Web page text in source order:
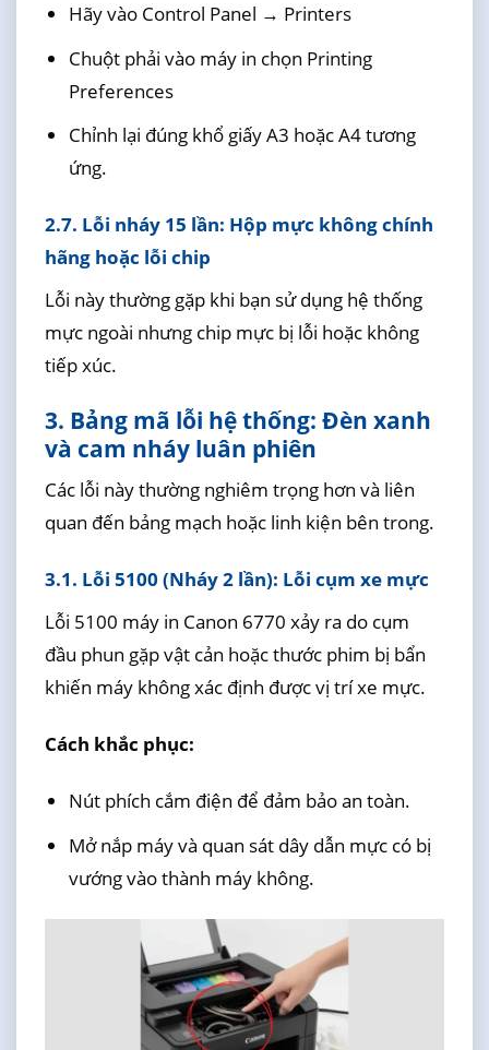
Hãy vào Control Panel → Printers
Chuột phải vào máy in chọn Printing
Preferences
Chỉnh lại đúng khổ giấy A3 hoặc A4 tương
ứng.
2.7. Lỗi nháy 15 lần: Hộp mực không chính
hãng hoặc lỗi chip
Lỗi này thường gặp khi bạn sử dụng hệ thống
mực ngoài nhưng chip mực bị lỗi hoặc không
tiếp xúc.
3. Bảng mã lỗi hệ thống: Đèn xanh
và cam nháy luân phiên
Các lỗi này thường nghiêm trọng hơn và liên
quan đến bảng mạch hoặc linh kiện bên trong.
3.1. Lỗi 5100 (Nháy 2 lần): Lỗi cụm xe mực
Lỗi 5100 máy in Canon 6770 xảy ra do cụm
đầu phun gặp vật cản hoặc thước phim bị bẩn
khiến máy không xác định được vị trí xe mực.
Cách khắc phục:
Nút phích cắm điện để đảm bảo an toàn.
Mở nắp máy và quan sát dây dẫn mực có bị
vướng vào thành máy không.